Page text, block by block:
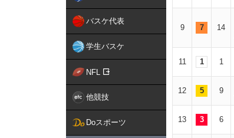
バスケ代表
学生バスケ
NFL
他競技
Doスポーツ
9 7 14
11 1 1
12 5 9
13 3 6